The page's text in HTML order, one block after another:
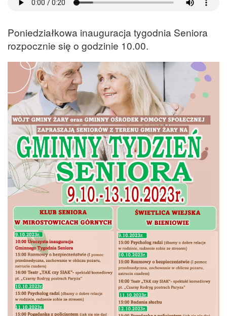
Poniedziałkowa inauguracja tygodnia Seniora
rozpocznie się o godzinie 10.00.